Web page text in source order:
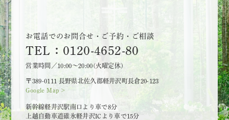
お電話でのお問合せ・ご予約・ご相談
TEL：0120-4652-80
営業時間／10:00～20:00(火曜定休)
〒389-0111 長野県北佐久郡軽井沢町長倉20-123
Google Map >
新幹線軽井沢駅南口より車で8分
上越自動車道碓氷軽井沢ICより車で15分